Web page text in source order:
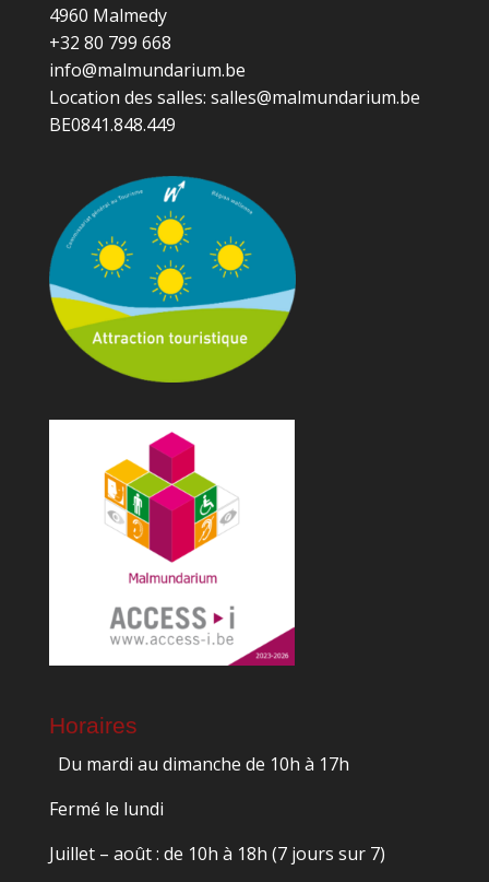
4960 Malmedy
+32 80 799 668
info@malmundarium.be
Location des salles: salles@malmundarium.be
BE0841.848.449
Horaires
Du mardi au dimanche de 10h à 17h
Fermé le lundi
Juillet – août : de 10h à 18h (7 jours sur 7)